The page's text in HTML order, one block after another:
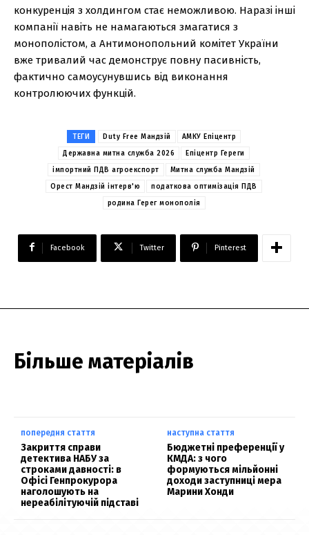
конкуренція з холдингом стає неможливою. Наразі інші
компанії навіть не намагаються змагатися з
монополістом, а Антимонопольний комітет України
вже тривалий час демонструє повну пасивність,
фактично самоусунувшись від виконання
контролюючих функцій.
ТЕГИ Duty Free Мандзій
АМКУ Епіцентр
Державна митна служба 2026
Епіцентр Гереги
імпортний ПДВ агроекспорт
Митна служба Мандзій
Орест Мандзій інтерв'ю
податкова оптимізація ПДВ
родина Герег монополія
Facebook Twitter Pinterest
Більше матеріалів
попередня стаття
Закриття справи
детектива НАБУ за
строками давності: в
Офісі Генпрокурора
наголошують на
нереабілітуючій підставі
наступна стаття
Бюджетні преференції у
КМДА: з чого
формуються мільйонні
доходи заступниці мера
Марини Хонди